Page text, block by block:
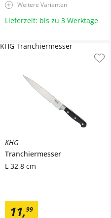
Weitere Varianten
Lieferzeit: bis zu 3 Werktage
KHG
Tranchiermesser
L 32,8 cm
11,99
KHG Tranchiermesser